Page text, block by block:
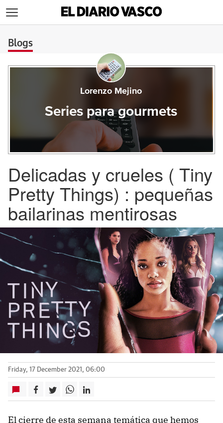
Blogs
Lorenzo Mejino
Series para gourmets
Delicadas y crueles ( Tiny
Pretty Things) : pequeñas
bailarinas mentirosas
Friday, 17 December 2021, 06:00
El cierre de esta semana temática que hemos